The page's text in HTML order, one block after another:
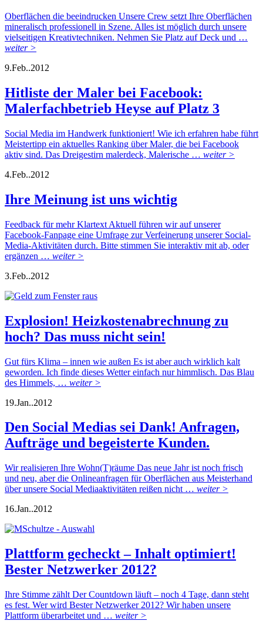
Oberflächen die beeindrucken Unsere Crew setzt Ihre Oberflächen
mineralisch professionell in Szene. Alles ist möglich durch unsere
vielseitigen Kreativtechniken. Nehmen Sie Platz auf Deck und …
weiter >
9.Feb..2012
Hitliste der Maler bei Facebook:
Malerfachbetrieb Heyse auf Platz 3
Social Media im Handwerk funktioniert! Wie ich erfahren habe führt
Meistertipp ein aktuelles Ranking über Maler, die bei Facebook
aktiv sind. Das Dreigestirn malerdeck, Malerische … weiter >
4.Feb..2012
Ihre Meinung ist uns wichtig
Feedback für mehr Klartext Aktuell führen wir auf unserer
Facebook-Fanpage eine Umfrage zur Verfeinerung unserer Social-
Media-Aktivitäten durch. Bitte stimmen Sie interaktiv mit ab, oder
ergänzen … weiter >
3.Feb..2012
Explosion! Heizkostenabrechnung zu
hoch? Das muss nicht sein!
Gut fürs Klima – innen wie außen Es ist aber auch wirklich kalt
geworden. Ich finde dieses Wetter einfach nur himmlisch. Das Blau
des Himmels, … weiter >
19.Jan..2012
Den Social Medias sei Dank! Anfragen,
Aufträge und begeisterte Kunden.
Wir realisieren Ihre Wohn(T)räume Das neue Jahr ist noch frisch
und neu, aber die Onlineanfragen für Oberflächen aus Meisterhand
über unsere Social Mediaaktivitäten reißen nicht … weiter >
16.Jan..2012
Plattform gecheckt – Inhalt optimiert!
Bester Netzwerker 2012?
Ihre Stimme zählt Der Countdown läuft – noch 4 Tage, dann steht
es fest. Wer wird Bester Netzwerker 2012? Wir haben unsere
Plattform überarbeitet und … weiter >